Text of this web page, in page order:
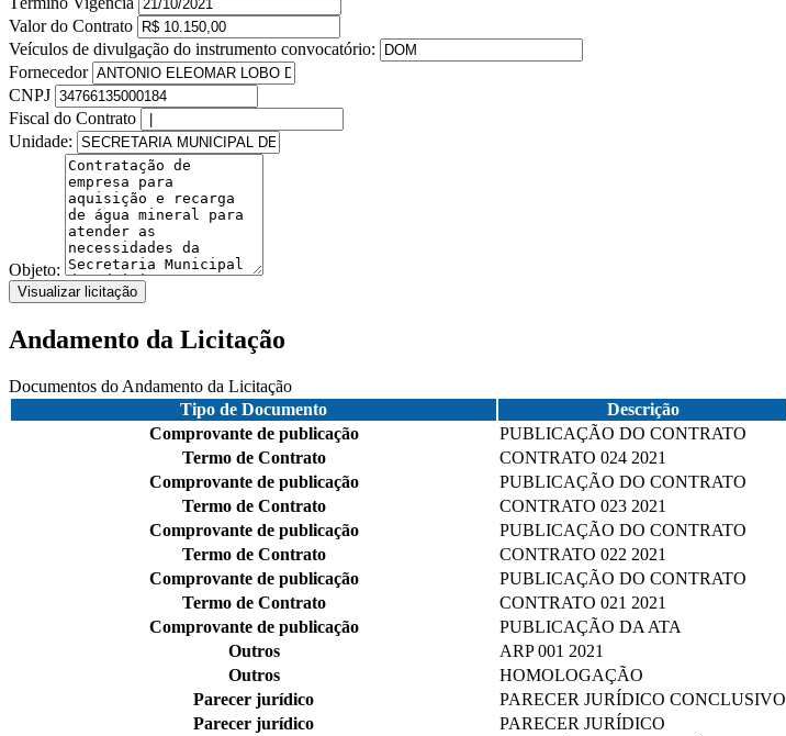
Valor do Contrato
Veículos de divulgação do instrumento convocatório:
Fornecedor
CNPJ
Fiscal do Contrato
Unidade:
Objeto:
Visualizar licitação
Andamento da Licitação
Documentos do Andamento da Licitação
Tipo de Documento
Descrição
Comprovante de publicação
PUBLICAÇÃO DO CONTRATO
Termo de Contrato
CONTRATO 024 2021
Comprovante de publicação
PUBLICAÇÃO DO CONTRATO
Termo de Contrato
CONTRATO 023 2021
Comprovante de publicação
PUBLICAÇÃO DO CONTRATO
Termo de Contrato
CONTRATO 022 2021
Comprovante de publicação
PUBLICAÇÃO DO CONTRATO
Termo de Contrato
CONTRATO 021 2021
Comprovante de publicação
PUBLICAÇÃO DA ATA
Outros
ARP 001 2021
Outros
HOMOLOGAÇÃO
Parecer jurídico
PARECER JURÍDICO CONCLUSIVO
Parecer jurídico
PARECER JURÍDICO